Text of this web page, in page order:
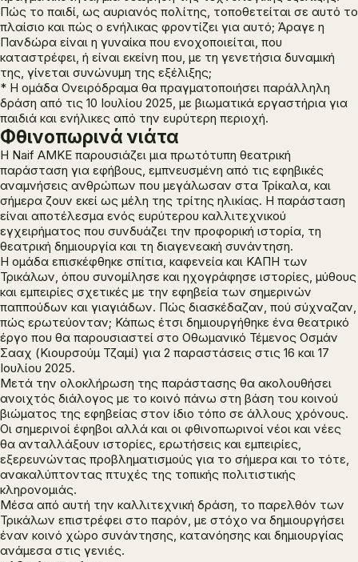
Πώς το παιδί, ως αυριανός πολίτης, τοποθετείται σε αυτό το
πλαίσιο και πώς ο ενήλικας φροντίζει για αυτό; Άραγε η
Πανδώρα είναι η γυναίκα που ενοχοποιείται, που
καταστρέφει, ή είναι εκείνη που, με τη γενετήσια δυναμική
της, γίνεται συνώνυμη της εξέλιξης;
* Η ομάδα Ονειρόδραμα θα πραγματοποιήσει παράλληλη
δράση από τις 10 Ιουλίου 2025, με βιωματικά εργαστήρια για
παιδιά και ενήλικες από την ευρύτερη περιοχή.
Φθινοπωρινά νιάτα
Η Naif AMKE παρουσιάζει μια πρωτότυπη θεατρική
παράσταση για εφήβους, εμπνευσμένη από τις εφηβικές
αναμνήσεις ανθρώπων που μεγάλωσαν στα Τρίκαλα, και
σήμερα ζουν εκεί ως μέλη της τρίτης ηλικίας. Η παράσταση
είναι αποτέλεσμα ενός ευρύτερου καλλιτεχνικού
εγχειρήματος που συνδυάζει την προφορική ιστορία, τη
θεατρική δημιουργία και τη διαγενεακή συνάντηση.
Η ομάδα επισκέφθηκε σπίτια, καφενεία και ΚΑΠΗ των
Τρικάλων, όπου συνομίλησε και ηχογράφησε ιστορίες, μύθους
και εμπειρίες σχετικές με την εφηβεία των σημερινών
παππούδων και γιαγιάδων. Πώς διασκέδαζαν, πού σύχναζαν,
πώς ερωτεύονταν; Κάπως έτσι δημιουργήθηκε ένα θεατρικό
έργο που θα παρουσιαστεί στο Οθωμανικό Τέμενος Οσμάν
Σααχ (Κιουρσούμ Τζαμί) για 2 παραστάσεις στις 16 και 17
Ιουλίου 2025.
Μετά την ολοκλήρωση της παράστασης θα ακολουθήσει
ανοιχτός διάλογος με το κοινό πάνω στη βάση του κοινού
βιώματος της εφηβείας στον ίδιο τόπο σε άλλους χρόνους.
Οι σημερινοί έφηβοι αλλά και οι φθινοπωρινοί νέοι και νέες
θα ανταλλάξουν ιστορίες, ερωτήσεις και εμπειρίες,
εξερευνώντας προβληματισμούς για το σήμερα και το τότε,
ανακαλύπτοντας πτυχές της τοπικής πολιτιστικής
κληρονομιάς.
Μέσα από αυτή την καλλιτεχνική δράση, το παρελθόν των
Τρικάλων επιστρέφει στο παρόν, με στόχο να δημιουργήσει
έναν κοινό χώρο συνάντησης, κατανόησης και δημιουργίας
ανάμεσα στις γενιές.